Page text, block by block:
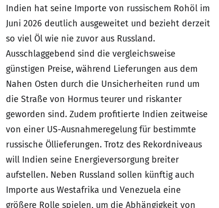
Indien hat seine Importe von russischem Rohöl im
Juni 2026 deutlich ausgeweitet und bezieht derzeit
so viel Öl wie nie zuvor aus Russland.
Ausschlaggebend sind die vergleichsweise
günstigen Preise, während Lieferungen aus dem
Nahen Osten durch die Unsicherheiten rund um
die Straße von Hormus teurer und riskanter
geworden sind. Zudem profitierte Indien zeitweise
von einer US-Ausnahmeregelung für bestimmte
russische Öllieferungen. Trotz des Rekordniveaus
will Indien seine Energieversorgung breiter
aufstellen. Neben Russland sollen künftig auch
Importe aus Westafrika und Venezuela eine
größere Rolle spielen, um die Abhängigkeit von